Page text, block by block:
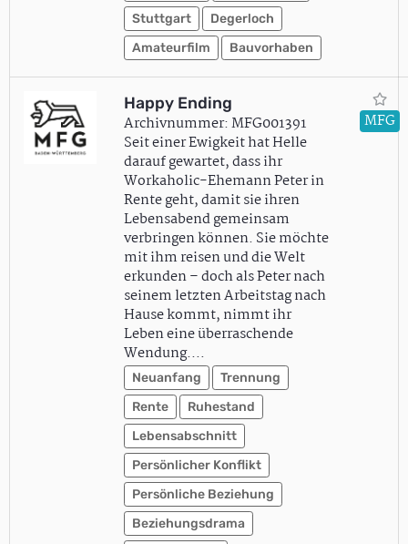
Stuttgart
Degerloch
Amateurfilm
Bauvorhaben
Happy Ending
Archivnummer: MFG001391
Seit einer Ewigkeit hat Helle
darauf gewartet, dass ihr
Workaholic-Ehemann Peter in
Rente geht, damit sie ihren
Lebensabend gemeinsam
verbringen können. Sie möchte
mit ihm reisen und die Welt
erkunden – doch als Peter nach
seinem letzten Arbeitstag nach
Hause kommt, nimmt ihr
Leben eine überraschende
Wendung.…
Neuanfang
Trennung
Rente
Ruhestand
Lebensabschnitt
Persönlicher Konflikt
Persönliche Beziehung
Beziehungsdrama
MFG